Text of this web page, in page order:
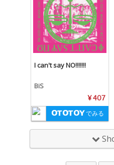
I can't say NO!!!!!!!
BiS
¥ 407
でみる